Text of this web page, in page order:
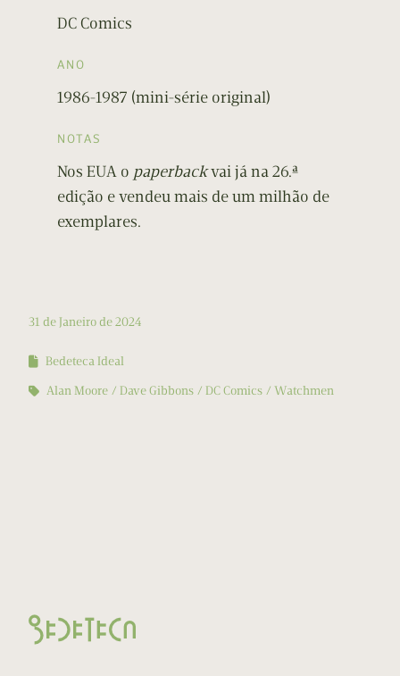
DC Comics
ANO
1986-1987 (mini-série original)
NOTAS
Nos EUA o paperbackvai já na 26.ª
edição e vendeu mais de um milhão de
exemplares.
31 de Janeiro de 2024
Bedeteca Ideal
Alan Moore
Dave Gibbons DC Comics Watchmen